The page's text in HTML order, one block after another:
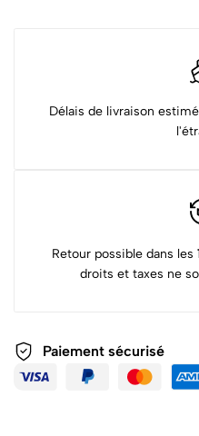
Délais de livraison
Retour possible dans les
droits et taxes ne
Paiement sécurisé